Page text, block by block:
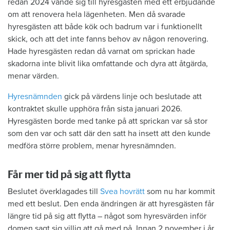
om att renovera hela lägenheten. Men då svarade
hyresgästen att både kök och badrum var i funktionellt
skick, och att det inte fanns behov av någon renovering.
Hade hyresgästen redan då varnat om sprickan hade
skadorna inte blivit lika omfattande och dyra att åtgärda,
menar värden.
Hyresnämnden gick på värdens linje och beslutade att
kontraktet skulle upphöra från sista januari 2026.
Hyresgästen borde med tanke på att sprickan var så stor
som den var och satt där den satt ha insett att den kunde
medföra större problem, menar hyresnämnden.
Får mer tid på sig att flytta
Beslutet överklagades till Svea hovrätt som nu har kommit
med ett beslut. Den enda ändringen är att hyresgästen får
längre tid på sig att flytta – något som hyresvärden inför